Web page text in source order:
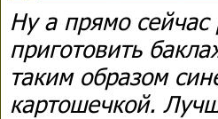
Ну а прямо сейчас
приготовить
таким образом
картошечкой.